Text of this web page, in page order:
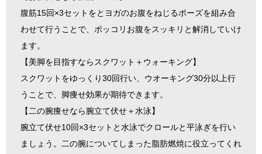
腹筋15回×3セットをとヨガのお腹をねじるポーズを組み合
わせて行うことで、ポッコリお腹をスッキリと解消していけ
ます。
【美脚を目指すならスクワット＋ウォーキング】
スクワットをゆっくり30回行い、ウオーキング30分以上行
うことで、脚痩せ効果が期待できます。
【二の腕痩せなら腕立て伏せ＋水泳】
腕立て伏せ10回×3セットと水泳でクロールと平泳ぎを行い
ましょう。二の腕についてしまった脂肪燃焼に役立ってくれ